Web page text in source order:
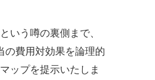
いう噂の裏側まで、
の費用対効果を論理的
ップを提示いたしま